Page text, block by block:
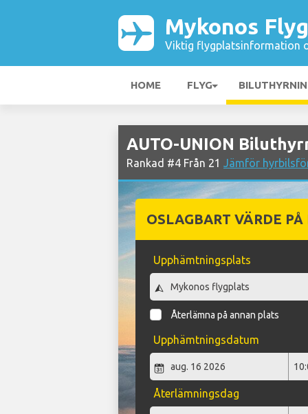
Mykonos
Viktig flygplatsinformation
HOME FLYG
AUTO-UNION
Rankad #4 Från 21 Jämför
OSLAGBART VÄRDE
Upphämtningsplats
Återlämna på annan plats
Upphämtningsdatum
Återlämningsdag